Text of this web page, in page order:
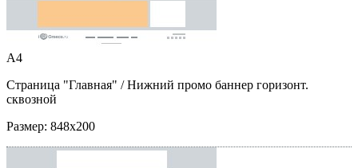
A4
Страница "Главная" / Нижний промо баннер горизонт.
сквозной
Размер: 848x200